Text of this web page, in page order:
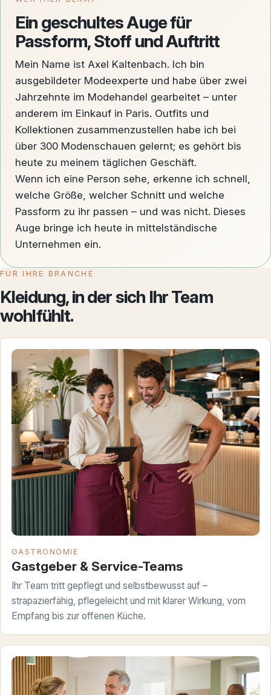
Ein geschultes Auge für
Passform, Stoff und Auftritt
Mein Name ist Axel Kaltenbach. Ich bin
ausgebildeter Modeexperte und habe über zwei
Jahrzehnte im Modehandel gearbeitet – unter
anderem im Einkauf in Paris. Outfits und
Kollektionen zusammenzustellen habe ich bei
über 300 Modenschauen gelernt; es gehört bis
heute zu meinem täglichen Geschäft.
Wenn ich eine Person sehe, erkenne ich schnell,
welche Größe, welcher Schnitt und welche
Passform zu ihr passen – und was nicht. Dieses
Auge bringe ich heute in mittelständische
Unternehmen ein.
FÜR IHRE BRANCHE
Kleidung, in der sich Ihr Team
wohlfühlt.
GASTRONOMIE
Gastgeber & Service-Teams
Ihr Team tritt gepflegt und selbstbewusst auf –
strapazierfähig, pflegeleicht und mit klarer Wirkung, vom
Empfang bis zur offenen Küche.